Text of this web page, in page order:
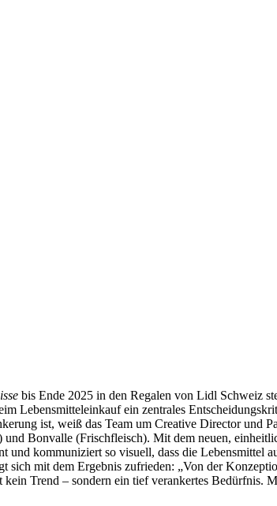
bis Ende 2025 in den Regalen von Lidl Schweiz
Lebensmitteleinkauf ein zentrales
ist, weiß das Team um Creative Director und
Bonvalle (Frischfleisch). Mit dem neuen,
kommuniziert so visuell, dass die Lebensmittel
mit dem Ergebnis zufrieden: „Von der
Trend – sondern ein tief verankertes